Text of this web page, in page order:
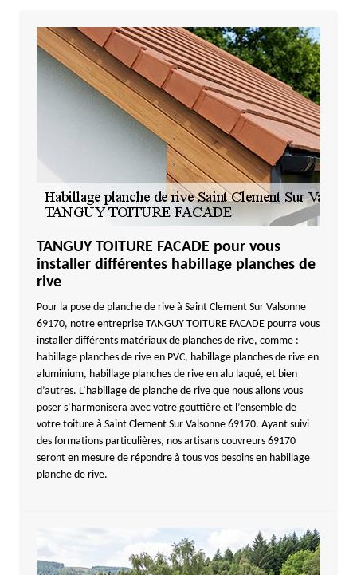
TANGUY TOITURE FACADE pour vous
installer différentes habillage planches de
rive
Pour la pose de planche de rive à Saint Clement Sur Valsonne
69170, notre entreprise TANGUY TOITURE FACADE pourra vous
installer différents matériaux de planches de rive, comme :
habillage planches de rive en PVC, habillage planches de rive en
aluminium, habillage planches de rive en alu laqué, et bien
d’autres. L’habillage de planche de rive que nous allons vous
poser s’harmonisera avec votre gouttière et l’ensemble de
votre toiture à Saint Clement Sur Valsonne 69170. Ayant suivi
des formations particulières, nos artisans couvreurs 69170
seront en mesure de répondre à tous vos besoins en habillage
planche de rive.